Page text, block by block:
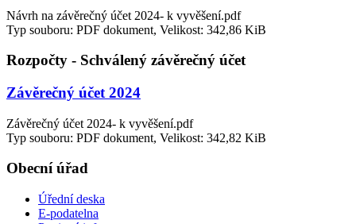
Návrh na závěrečný účet 2024- k vyvěšení.pdf
Typ souboru: PDF dokument, Velikost: 342,86 KiB
Rozpočty - Schválený závěrečný účet
Závěrečný účet 2024
Závěrečný účet 2024- k vyvěšení.pdf
Typ souboru: PDF dokument, Velikost: 342,82 KiB
Obecní úřad
Úřední deska
E-podatelna